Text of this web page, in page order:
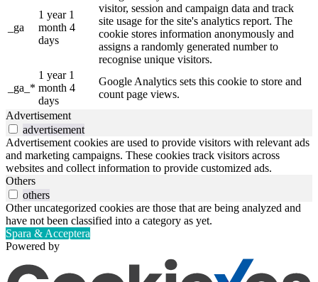
_ga
1 year 1
month 4
days
visitor, session and campaign data and track
site usage for the site's analytics report. The
cookie stores information anonymously and
assigns a randomly generated number to
recognise unique visitors.
_ga_*
1 year 1
month 4
days
Google Analytics sets this cookie to store and
count page views.
Advertisement
advertisement
Advertisement cookies are used to provide visitors with relevant ads
and marketing campaigns. These cookies track visitors across
websites and collect information to provide customized ads.
Others
others
Other uncategorized cookies are those that are being analyzed and
have not been classified into a category as yet.
Spara & Acceptera
Powered by